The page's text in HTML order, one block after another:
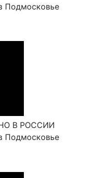
Подмосковье
В РОССИИ
Подмосковье